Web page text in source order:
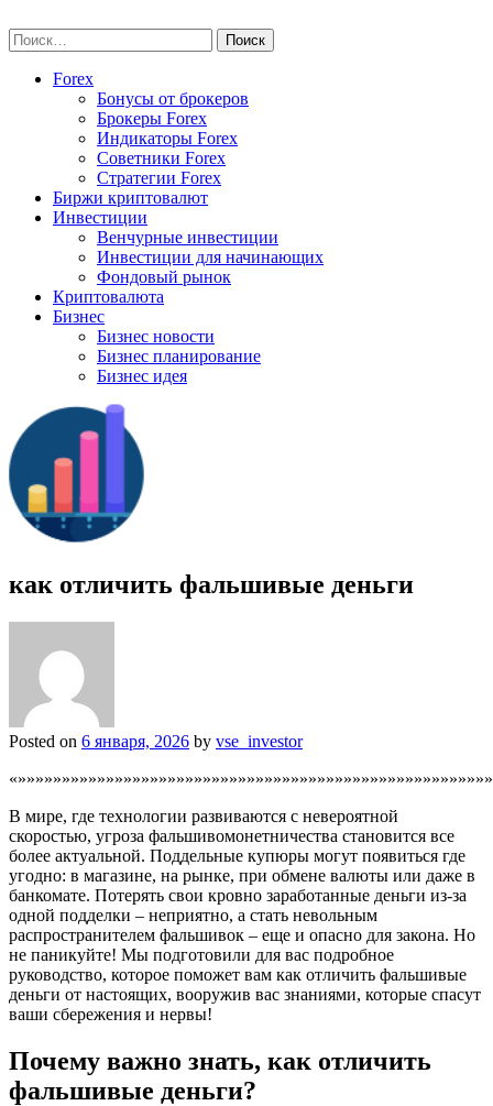
to
content
Найти:
Forex
Бонусы от брокеров
Брокеры Forex
Индикаторы Forex
Советники Forex
Стратегии Forex
Биржи криптовалют
Инвестиции
Венчурные инвестиции
Инвестиции для начинающих
Фондовый рынок
Криптовалюта
Бизнес
Бизнес новости
Бизнес планирование
Бизнес идея
как отличить фальшивые деньги
Posted on 6 января, 2026 by vse_investor
В мире, где технологии развиваются с невероятной
скоростью, угроза фальшивомонетничества становится все
более актуальной. Поддельные купюры могут появиться где
угодно: в магазине, на рынке, при обмене валюты или даже в
банкомате. Потерять свои кровно заработанные деньги из-за
одной подделки – неприятно, а стать невольным
распространителем фальшивок – еще и опасно для закона. Но
не паникуйте! Мы подготовили для вас подробное
руководство, которое поможет вам как отличить фальшивые
деньги от настоящих, вооружив вас знаниями, которые спасут
ваши сбережения и нервы!
Почему важно знать, как отличить
фальшивые деньги?